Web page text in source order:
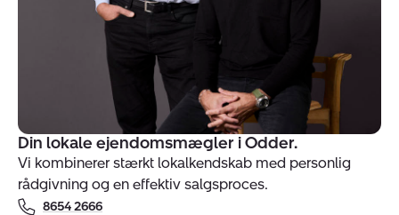
Din lokale ejendomsmægler i Odder.
Vi kombinerer stærkt lokalkendskab med personlig
rådgivning og en effektiv salgsproces.
8654 2666